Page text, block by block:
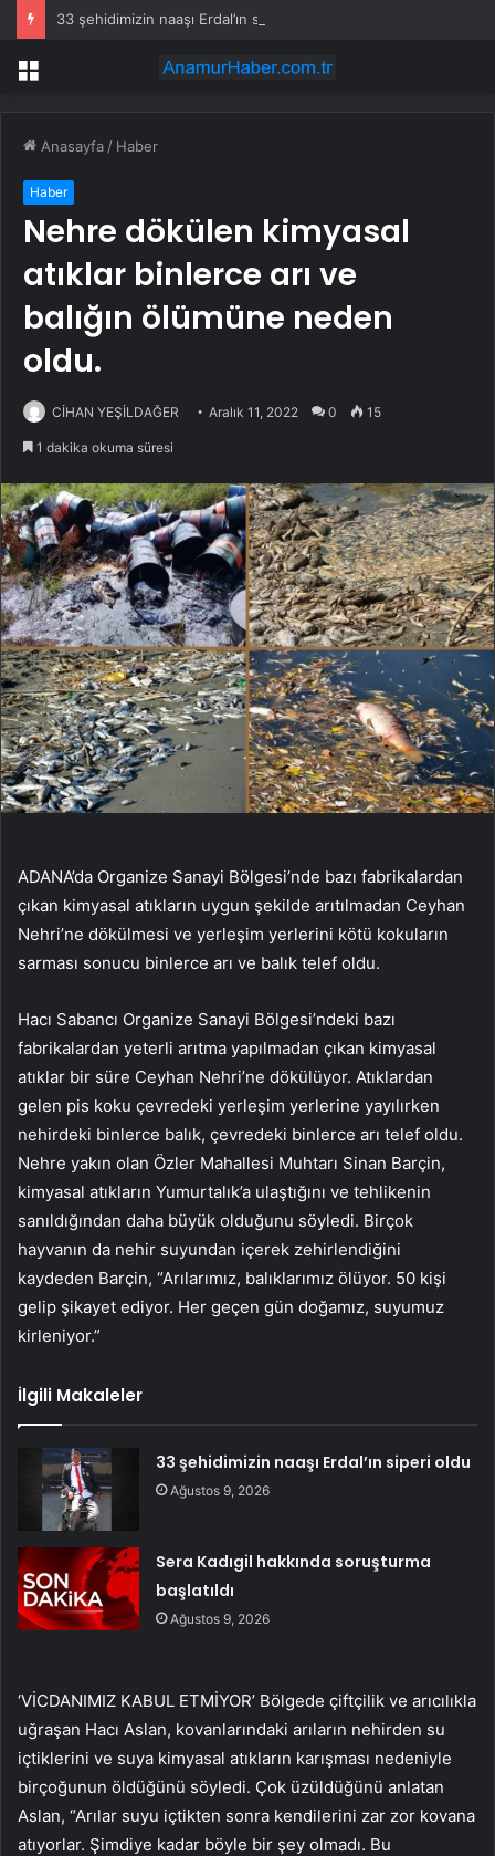
33 şehidimizin naaşı Erdal’ın siperi oldu
Menü
Anasayfa / Haber
Haber
Nehre dökülen kimyasal
atıklar binlerce arı ve
balığın ölümüne neden
oldu.
CİHAN YEŞİLDAĞER Aralık 11, 2022 0 15
1 dakika okuma süresi
ADANA’da Organize Sanayi Bölgesi’nde bazı fabrikalardan
çıkan kimyasal atıkların uygun şekilde arıtılmadan Ceyhan
Nehri’ne dökülmesi ve yerleşim yerlerini kötü kokuların
sarması sonucu binlerce arı ve balık telef oldu.
Hacı Sabancı Organize Sanayi Bölgesi’ndeki bazı
fabrikalardan yeterli arıtma yapılmadan çıkan kimyasal
atıklar bir süre Ceyhan Nehri’ne dökülüyor. Atıklardan
gelen pis koku çevredeki yerleşim yerlerine yayılırken
nehirdeki binlerce balık, çevredeki binlerce arı telef oldu.
Nehre yakın olan Özler Mahallesi Muhtarı Sinan Barçin,
kimyasal atıkların Yumurtalık’a ulaştığını ve tehlikenin
sanıldığından daha büyük olduğunu söyledi. Birçok
hayvanın da nehir suyundan içerek zehirlendiğini
kaydeden Barçin, “Arılarımız, balıklarımız ölüyor. 50 kişi
gelip şikayet ediyor. Her geçen gün doğamız, suyumuz
kirleniyor.”
İlgili Makaleler
33 şehidimizin naaşı Erdal’ın siperi oldu
Ağustos 9, 2026
Sera Kadıgil hakkında soruşturma
başlatıldı
Ağustos 9, 2026
‘VİCDANIMIZ KABUL ETMİYOR’ Bölgede çiftçilik ve arıcılıkla
uğraşan Hacı Aslan, kovanlarındaki arıların nehirden su
içtiklerini ve suya kimyasal atıkların karışması nedeniyle
birçoğunun öldüğünü söyledi. Çok üzüldüğünü anlatan
Aslan, “Arılar suyu içtikten sonra kendilerini zar zor kovana
atıyorlar. Şimdiye kadar böyle bir şey olmadı. Bu